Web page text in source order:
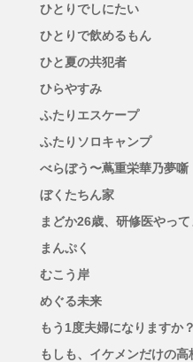
ひとりでしにたい
ひとりで飲めるもん
ひと夏の共犯者
ひらやすみ
ふたりエスケープ
ふたりソロキャンプ
べらぼう〜蔦重栄華乃夢噺
ぼくたちん家
まどか26歳、研修医やって
まんぷく
むこう岸
めぐる未来
もう1度夫婦になりますか
もしも、イケメンだけの高